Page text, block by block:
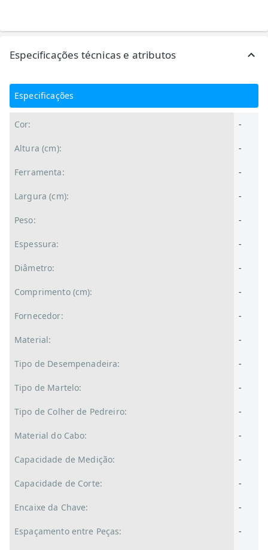
Especificações técnicas e atributos
Especificações
Cor: -
Altura (cm): -
Ferramenta: -
Largura (cm): -
Peso: -
Espessura: -
Diâmetro: -
Comprimento (cm): -
Fornecedor: -
Material: -
Tipo de Desempenadeira: -
Tipo de Martelo: -
Tipo de Colher de Pedreiro: -
Material do Cabo: -
Capacidade de Medição: -
Capacidade de Corte: -
Encaixe da Chave: -
Espaçamento entre Peças: -